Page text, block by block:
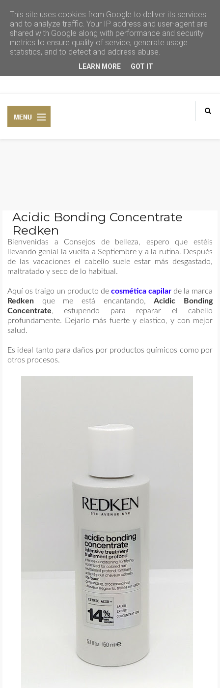
MAQUILLAJE
REMEDIOS CASEROS
CONTACTO
Acidic Bonding Concentrate
Redken
Bienvenidas a Consejos de belleza, espero que estéis
llevando genial la vuelta a Septiembre y a la rutina. Después
de las vacaciones el cabello suele estar más desgastado,
maltratado y seco de lo habitual.
Aquí os traigo un producto de cosmética capilar de la marca
Redken que me está encantando,Acidic Bonding
Concentrate, estupendo para reparar el cabello
profundamente. Dejarlo más fuerte y elastico, y con mejor
salud.
Es ideal tanto para daños por productos químicos como por
otros procesos.
This site uses cookies from Google to deliver its services
and to analyze traffic. Your IP address and user-agent are
shared with Google along with performance and security
metrics to ensure quality of service, generate usage
statistics, and to detect and address abuse.
LEARN MORE GOT IT